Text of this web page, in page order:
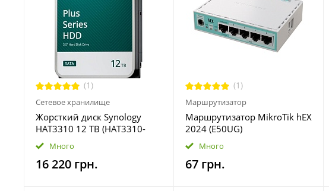
(1)
Сетевое хранилище
Жорсткий диск Synology
HAT3310 12 TB (HAT3310-
12T)Много
16 220 грн.
(1)
Маршрутизатор
Маршрутизатор MikroTik hEX
2024 (E50UG)
Много
67 грн.